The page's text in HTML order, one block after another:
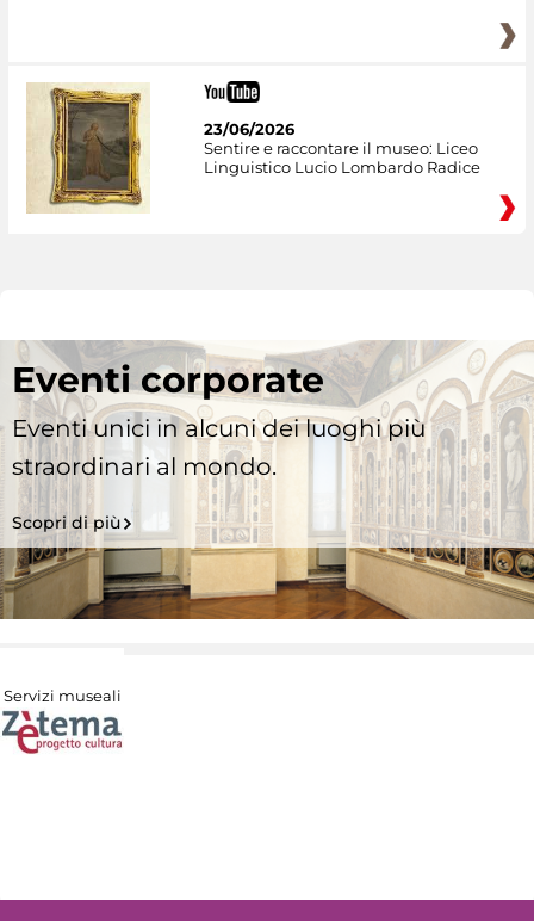
23/06/2026
Sentire e raccontare il museo: Liceo
Linguistico Lucio Lombardo Radice
Eventi corporate
Eventi unici in alcuni dei luoghi più
straordinari al mondo.
Scopri di più
Servizi museali